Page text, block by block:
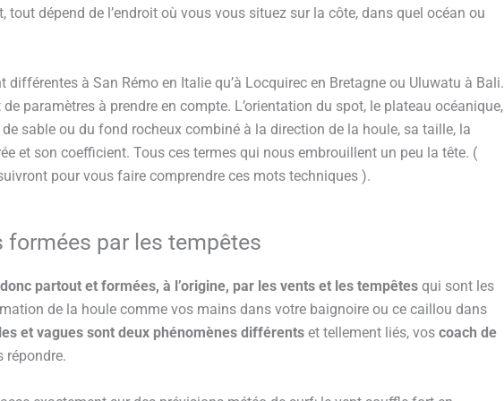
tout dépend de l’endroit où vous vous situez sur la côte, dans quel océan ou
différentes à San Rémo en Italie qu’à Locquirec en Bretagne ou Uluwatu à Bali.
paramètres à prendre en compte. L’orientation du spot, le plateau océanique,
sable ou du fond rocheux combiné à la direction de la houle, sa taille, la
et son coefficient. Tous ces termes qui nous embrouillent un peu la tête. (
pour vous faire comprendre ces mots techniques ).
formées par les tempêtes
partout et formées, à l’origine, par les vents et les tempêtes qui sont les
de la houle comme vos mains dans votre baignoire ou ce caillou dans
et vagues sont deux phénomènes différents et tellement liés, vos coach de
répondre.